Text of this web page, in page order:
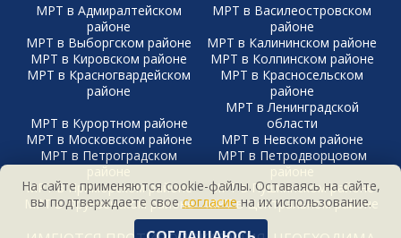
МРТ в Адмиралтейском
районе
МРТ в Василеостровском
районе
МРТ в Выборгском районе
МРТ в Калининском районе
МРТ в Кировском районе
МРТ в Колпинском районе
МРТ в Красногвардейском
районе
МРТ в Красносельском
районе
МРТ в Курортном районе
МРТ в Ленинградской
области
МРТ в Московском районе
МРТ в Невском районе
МРТ в Петроградском
районе
МРТ в Петродворцовом
районе
МРТ в Приморском районе
МРТ в Пушкинском районе
МРТ в Фрунзенском районе
МРТ в Центральном районе
На сайте применяются cookie-файлы. Оставаясь на сайте,
вы подтверждаете своесогласиена их использование.